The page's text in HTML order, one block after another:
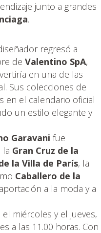
junto a grandes
.
regresó a
de Valentino SpA,
en una de las
Sus colecciones de
en el calendario oficial
un estilo elegante y
Garavani fue
la Gran Cruz de la
la Villa de París, la
Caballero de la
a la moda y a
miércoles y el jueves,
a las 11.00 horas. Con